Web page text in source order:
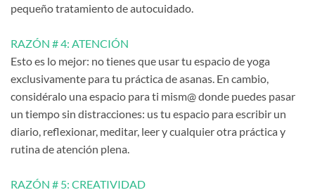
pequeño tratamiento de autocuidado.
RAZÓN # 4: ATENCIÓN
Esto es lo mejor: no tienes que usar tu espacio de yoga
exclusivamente para tu práctica de asanas. En cambio,
considéralo una espacio para ti mism@ donde puedes pasar
un tiempo sin distracciones: us tu espacio para escribir un
diario, reflexionar, meditar, leer y cualquier otra práctica y
rutina de atención plena.
RAZÓN # 5: CREATIVIDAD